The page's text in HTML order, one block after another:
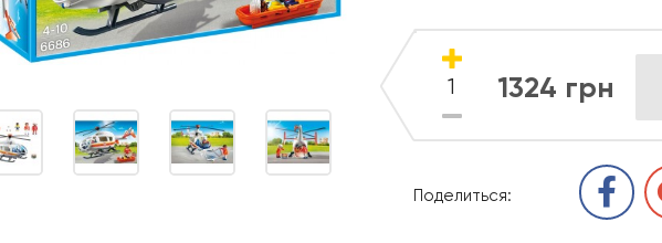
1324 грн
Поделиться: